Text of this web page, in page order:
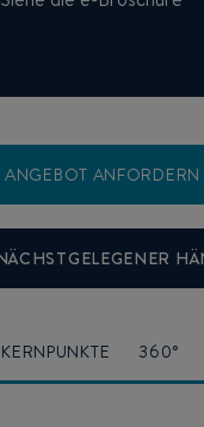
ANGEBOT ANFORDERN
KERNPUNKTE 360°